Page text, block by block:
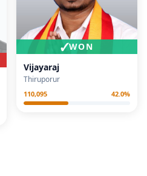
✓WON
Vijayaraj
Thiruporur
110,095 42.0%